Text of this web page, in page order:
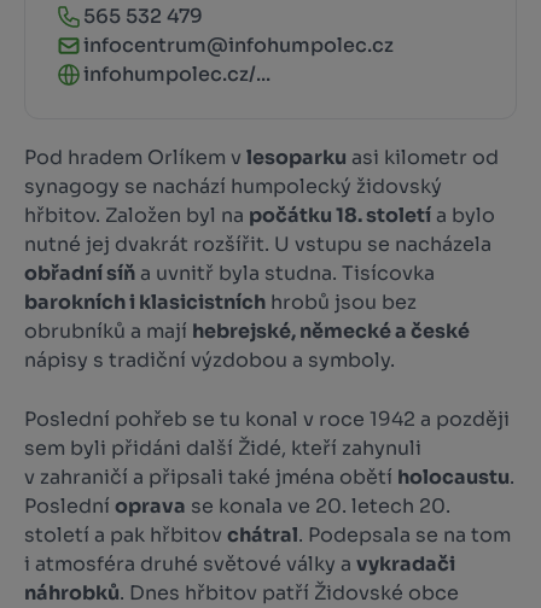
565 532 479
infocentrum@infohumpolec.cz
infohumpolec.cz/...
Pod hradem Orlíkem v lesoparku asi kilometr od
synagogy se nachází humpolecký židovský
hřbitov. Založen byl na počátku 18. století a bylo
nutné jej dvakrát rozšířit. U vstupu se nacházela
obřadní síň a uvnitř byla studna. Tisícovka
barokních i klasicistních hrobů jsou bez
obrubníků a mají hebrejské, německé a české
nápisy s tradiční výzdobou a symboly.
Poslední pohřeb se tu konal v roce 1942 a později
sem byli přidáni další Židé, kteří zahynuli
v zahraničí a připsali také jména obětí holocaustu.
Poslední oprava se konala ve 20. letech 20.
století a pak hřbitov chátral. Podepsala se na tom
i atmosféra druhé světové války a vykradači
náhrobků. Dnes hřbitov patří Židovské obce